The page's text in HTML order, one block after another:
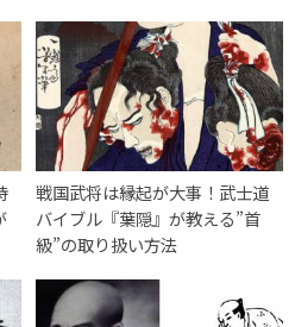
戦国武将は縁起が大事！武士道
バイブル『葉隠』が教える”首
級”の取り扱い方法